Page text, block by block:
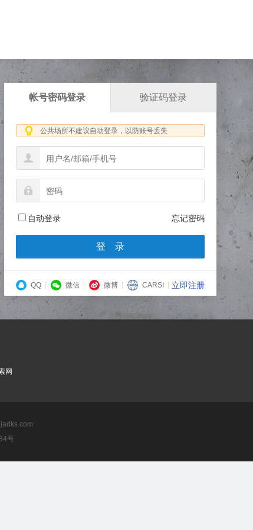
帐号密码登录 验证码登录
公共场所不建议自动登录，以防账号丢失
自动登录 忘记密码
登 录
QQ 微信 微博 CARSI 立即注册
网
号